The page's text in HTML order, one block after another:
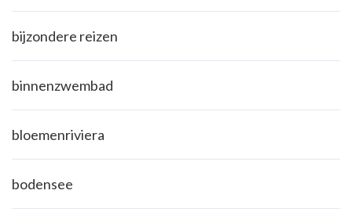
bijzondere reizen
binnenzwembad
bloemenriviera
bodensee